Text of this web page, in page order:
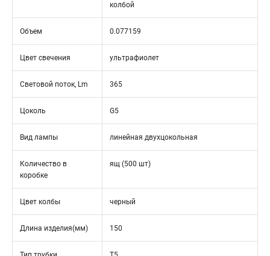
колбой
Объем 0.077159
Цвет свечения ультрафиолет
Световой поток, Lm 365
Цоколь G5
Вид лампы линейная двухцокольная
Количество в
коробке
ящ (500 шт)
Цвет колбы черный
Длина изделия(мм) 150